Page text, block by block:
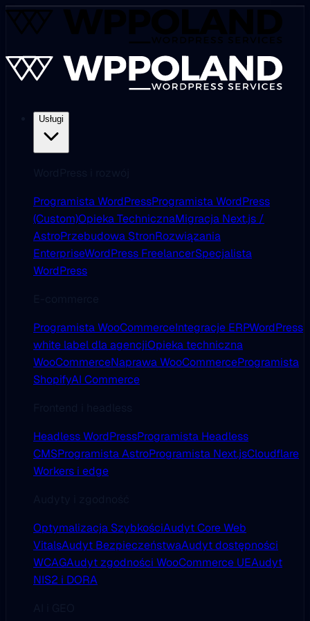
Usługi
Programista WordPressProgramista WordPress
(Custom)Opieka TechnicznaMigracja Next.js /
AstroPrzebudowa StronRozwiązania
EnterpriseWordPress FreelancerSpecjalista
WordPress
Programista WooCommerceIntegracje ERPWordPress
white label dla agencjiOpieka techniczna
WooCommerceNaprawa WooCommerceProgramista
ShopifyAI Commerce
Headless WordPressProgramista Headless
CMSProgramista AstroProgramista Next.jsCloudflare
Workers i edge
Optymalizacja SzybkościAudyt Core Web
VitalsAudyt BezpieczeństwaAudyt dostępności
WCAGAudyt zgodności WooCommerce UEAudyt
NIS2 i DORA